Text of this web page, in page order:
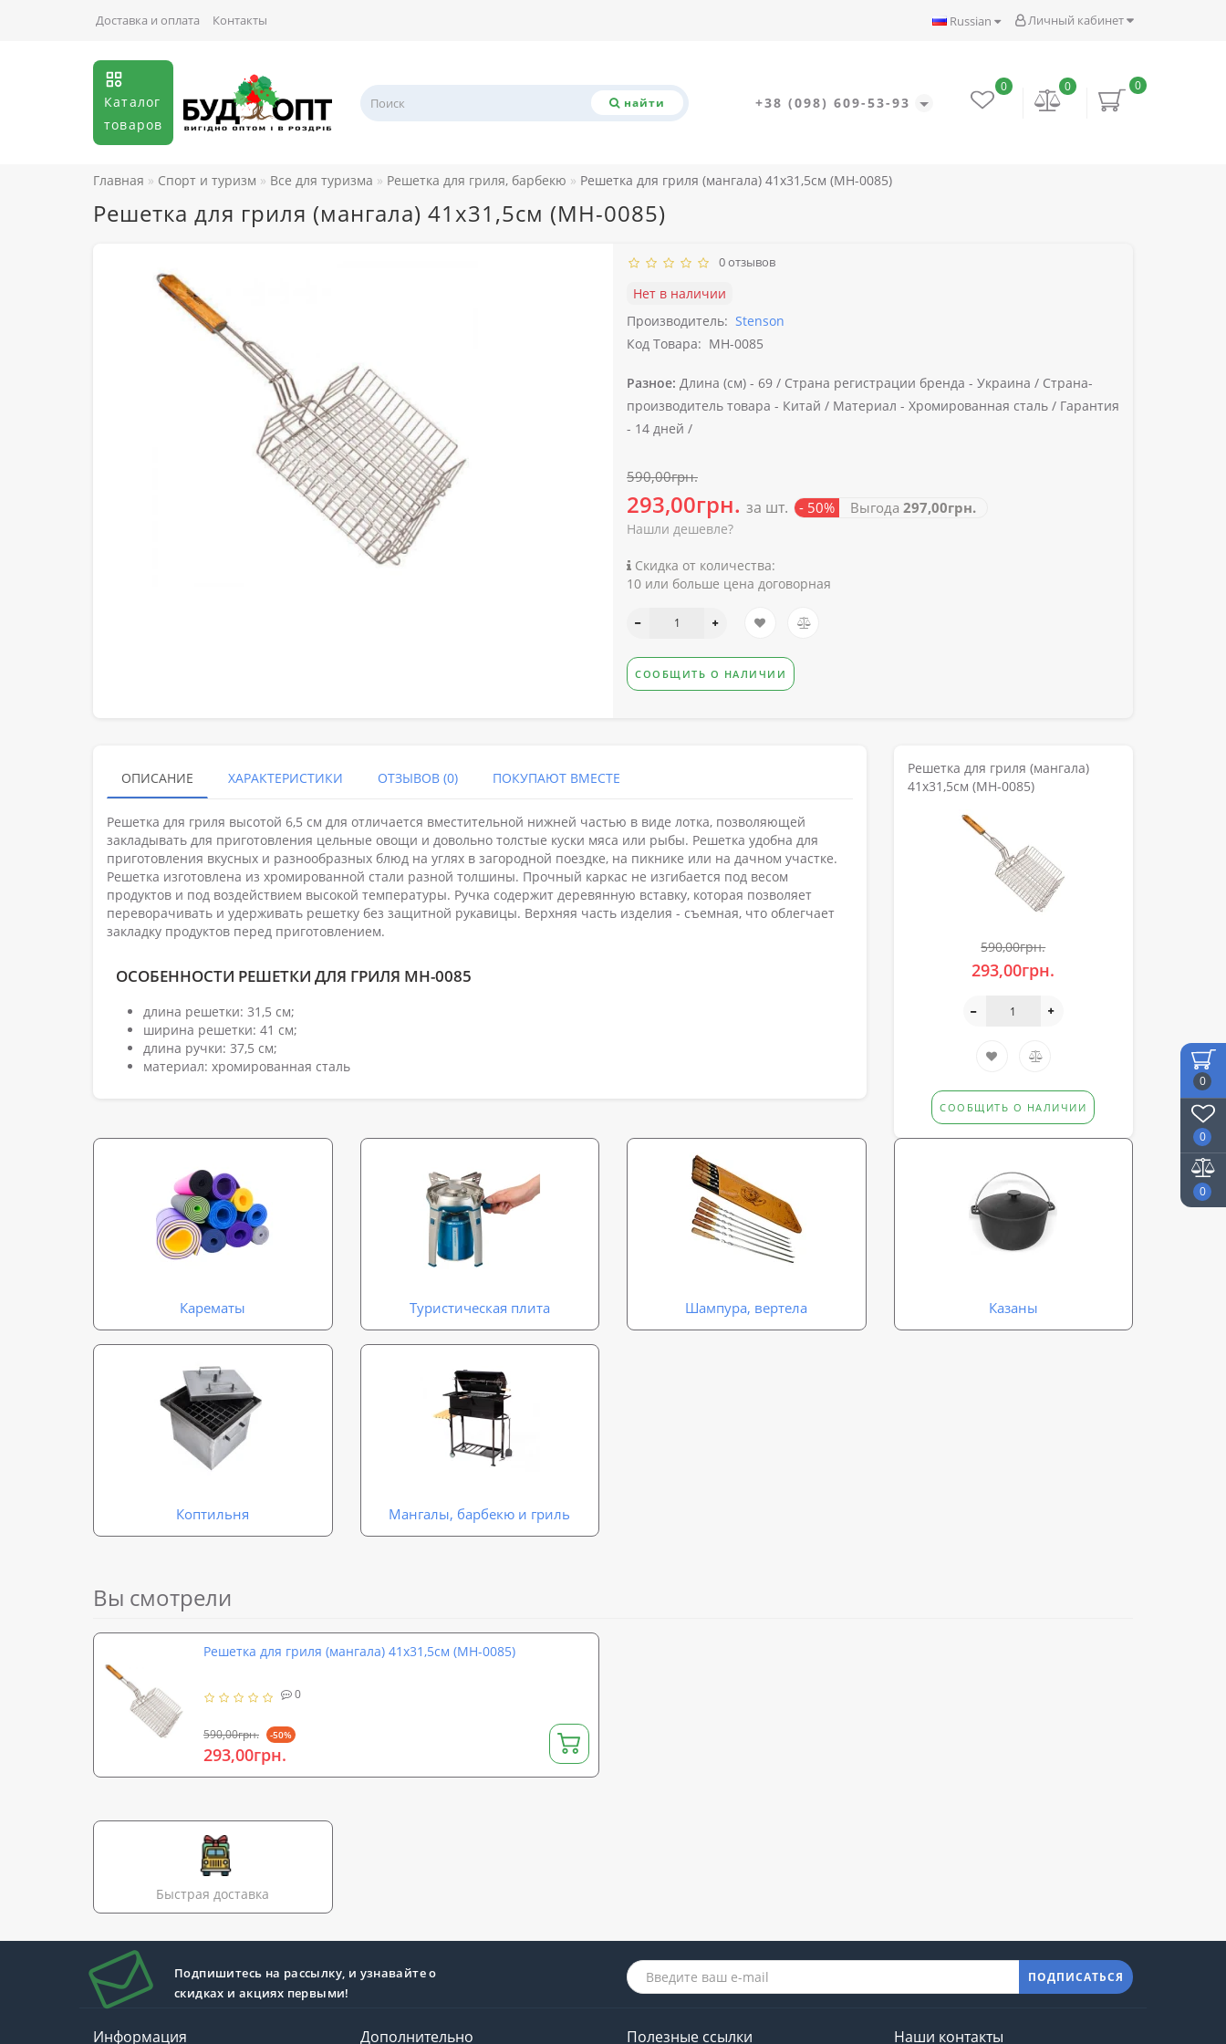
0
0
0
Личный кабинет
Russian
Доставка и оплата Контакты
Каталог
товаров
найти +38 (098) 609-53-93
0
0
0
Главная Спорт и туризм Все для туризма Решетка для гриля, барбекю Решетка для гриля (мангала) 41х31,5см (MH-0085)
Решетка для гриля (мангала) 41х31,5см (MH-0085)
0 отзывов
Нет в наличии
Производитель: Stenson
Код Товара: MH-0085
Разное: Длина (см) - 69 / Страна регистрации бренда - Украина / Страна-
производитель товара - Китай / Материал - Хромированная сталь / Гарантия
- 14 дней /
590,00грн.
293,00грн. за шт. - 50% Выгода 297,00грн.
Нашли дешевле?
Скидка от количества:
10 или больше цена договорная
СООБЩИТЬ О НАЛИЧИИ
ОПИСАНИЕ ХАРАКТЕРИСТИКИ ОТЗЫВОВ (0) ПОКУПАЮТ ВМЕСТЕ
Решетка для гриля высотой 6,5 см для отличается вместительной нижней частью в виде лотка, позволяющей
закладывать для приготовления цельные овощи и довольно толстые куски мяса или рыбы. Решетка удобна для
приготовления вкусных и разнообразных блюд на углях в загородной поездке, на пикнике или на дачном участке.
Решетка изготовлена из хромированной стали разной толшины. Прочный каркас не изгибается под весом
продуктов и под воздействием высокой температуры. Ручка содержит деревянную вставку, которая позволяет
переворачивать и удерживать решетку без защитной рукавицы. Верхняя часть изделия - съемная, что облегчает
закладку продуктов перед приготовлением.
ОСОБЕННОСТИ РЕШЕТКИ ДЛЯ ГРИЛЯ MH-0085
длина решетки: 31,5 см;
ширина решетки: 41 см;
длина ручки: 37,5 см;
материал: хромированная сталь
Решетка для гриля (мангала)
41х31,5см (MH-0085)
590,00грн.
293,00грн.
СООБЩИТЬ О НАЛИЧИИ
Карематы Туристическая плита Шампура, вертела Казаны
Коптильня Мангалы, барбекю и гриль
Вы смотрели
Решетка для гриля (мангала) 41х31,5см (MH-0085)
0
590,00грн. -50%
293,00грн.
Быстрая доставка
Подпишитесь на рассылку, и узнавайте о
скидках и акциях первыми!
ПОДПИСАТЬСЯ
Информация Дополнительно Полезные ссылки Наши контакты